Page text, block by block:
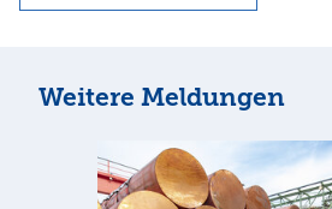
Weitere Meldungen